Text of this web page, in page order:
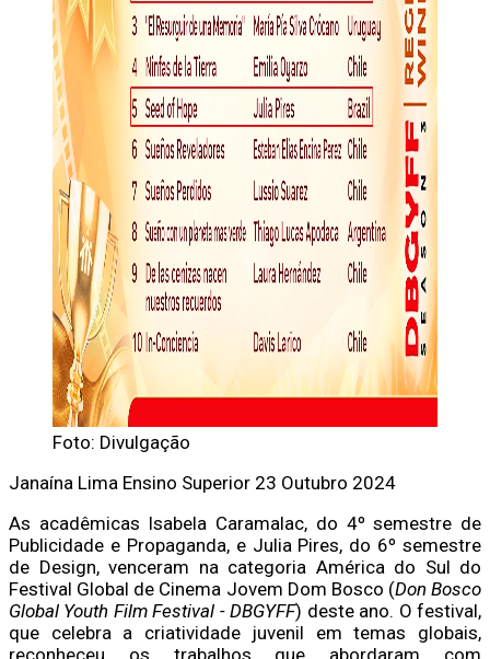
Foto: Divulgação
Janaína Lima Ensino Superior 23 Outubro 2024
As acadêmicas Isabela Caramalac, do 4º semestre de
Publicidade e Propaganda, e Julia Pires, do 6º semestre
de Design, venceram na categoria América do Sul do
Festival Global de Cinema Jovem Dom Bosco (Don Bosco
Global Youth Film Festival - DBGYFF) deste ano. O festival,
que celebra a criatividade juvenil em temas globais,